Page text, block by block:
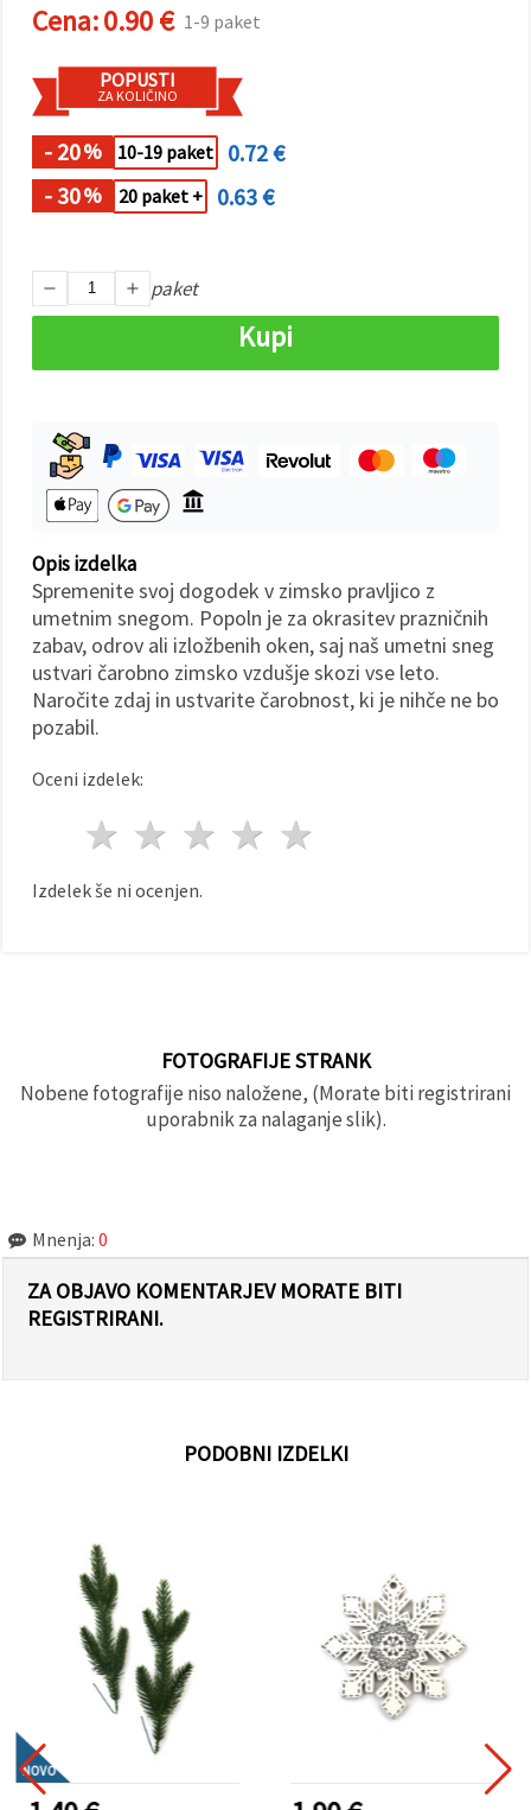
označite
preference z
izbiro
določene
vrste
piškotkov
in klikom
na gumb
»Shrani«.
vse
Cena:0.90 € 1-9 paket
POPUSTI
ZA KOLIČINO
- 20% 10-19 paket
0.72 €
- 30% 20 paket + 0.63 €
paket
Kupi
Opis izdelka
Spremenite svoj dogodek v zimsko pravljico z
umetnim snegom. Popoln je za okrasitev prazničnih
zabav, odrov ali izložbenih oken, saj naš umetni sneg
ustvari čarobno zimsko vzdušje skozi vse leto.
Naročite zdaj in ustvarite čarobnost, ki je nihče ne bo
pozabil.
Oceni izdelek:
4 zvezde
3 zvezde
2 zvezde
1 zvezda
Izdelek še ni ocenjen.
FOTOGRAFIJE STRANK
Nobene fotografije niso naložene, (Morate biti registrirani
uporabnik za nalaganje slik).
Mnenja: 0
ZA OBJAVO KOMENTARJEV MORATE BITI
REGISTRIRANI.
PODOBNI IZDELKI
NOVO